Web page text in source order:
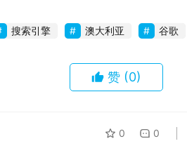
搜索引擎 澳大利亚 谷歌
赞 (0)
0 0